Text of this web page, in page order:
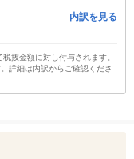
内訳を見る
抜金額に対し付与されます。
詳細は内訳からご確認くださ